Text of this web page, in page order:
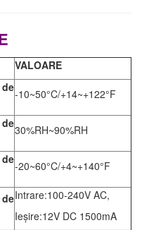
VALOARE
-10~50°C/+14~+122°F
30%RH~90%RH
-20~60°C/+4~+140°F
Intrare:100-240V AC,
Ieșire:12V DC 1500mA